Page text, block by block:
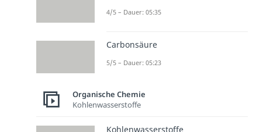
4/5 – Dauer: 05:35
Carbonsäure
5/5 – Dauer: 05:23
Organische Chemie
Kohlenwasserstoffe
Kohlenwasserstoffe